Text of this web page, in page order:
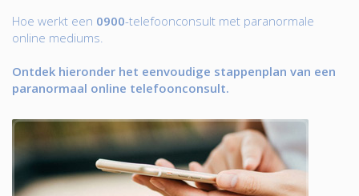
Hoe werkt een 0900-telefoonconsult met paranormale
online mediums.
Ontdek hieronder het eenvoudige stappenplan van een
paranormaal online telefoonconsult.